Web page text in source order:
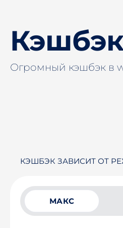
Огромный кэшбэк в
КЭШБЭК ЗАВИСИТ ОТ
МАКС